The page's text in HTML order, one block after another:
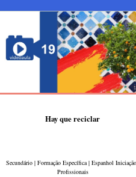
Hay que reciclar
Secundário | Formação Específica | Espanhol
Profissionais